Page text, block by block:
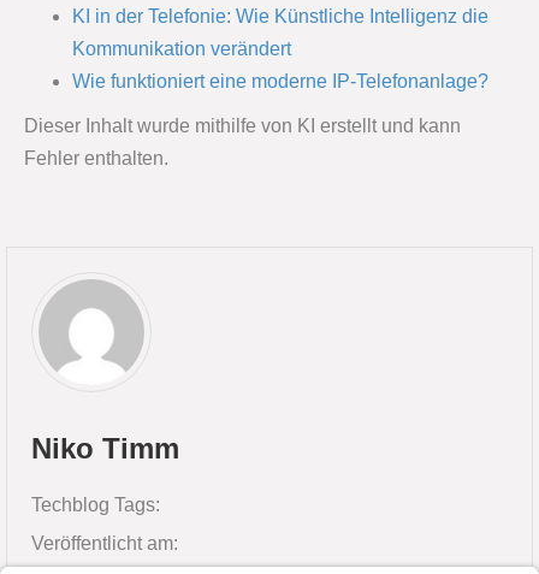
KI in der Telefonie: Wie Künstliche Intelligenz die
Kommunikation verändert
Wie funktioniert eine moderne IP-Telefonanlage?
Dieser Inhalt wurde mithilfe von KI erstellt und kann
Fehler enthalten.
Niko Timm
Techblog Tags:
Veröffentlicht am: